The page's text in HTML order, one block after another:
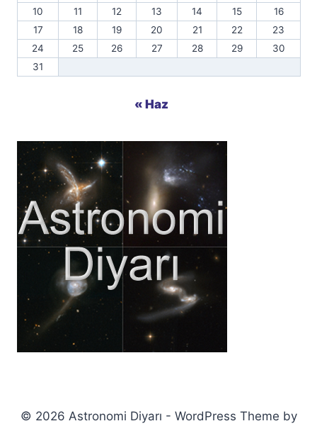
10
11 12 13 14 15
16
17
18 19 20 21 22
23
24
25 26 27 28 29
30
31
« Haz
© 2026 Astronomi Diyarı - WordPress Theme by